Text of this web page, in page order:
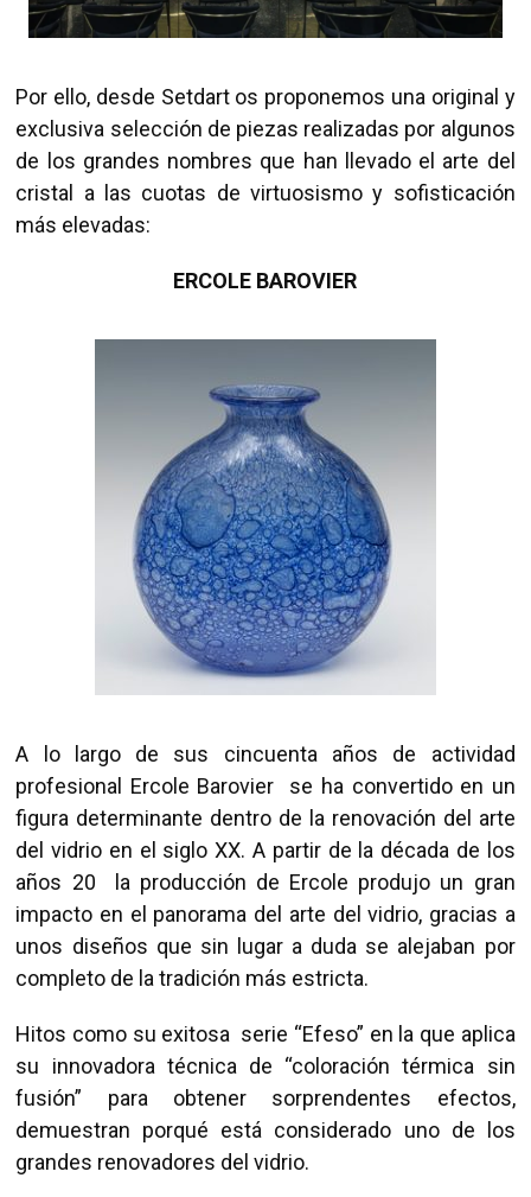
Por ello, desde Setdart os proponemos una original y
exclusiva selección de piezas realizadas por algunos
de los grandes nombres que han llevado el arte del
cristal a las cuotas de virtuosismo y sofisticación
más elevadas:
ERCOLE BAROVIER
A lo largo de sus cincuenta años de actividad
profesional Ercole Barovier se ha convertido en un
figura determinante dentro de la renovación del arte
del vidrio en el siglo XX. A partir de la década de los
años 20 la producción de Ercole produjo un gran
impacto en el panorama del arte del vidrio, gracias a
unos diseños que sin lugar a duda se alejaban por
completo de la tradición más estricta.
Hitos como su exitosa serie “Efeso” en la que aplica
su innovadora técnica de “coloración térmica sin
fusión” para obtener sorprendentes efectos,
demuestran porqué está considerado uno de los
grandes renovadores del vidrio.